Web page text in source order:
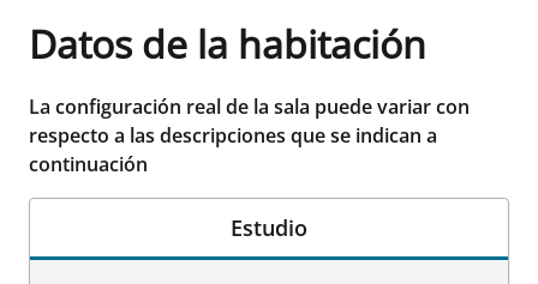
Datos de la habitación
La configuración real de la sala puede variar con
respecto a las descripciones que se indican a
continuación
Estudio